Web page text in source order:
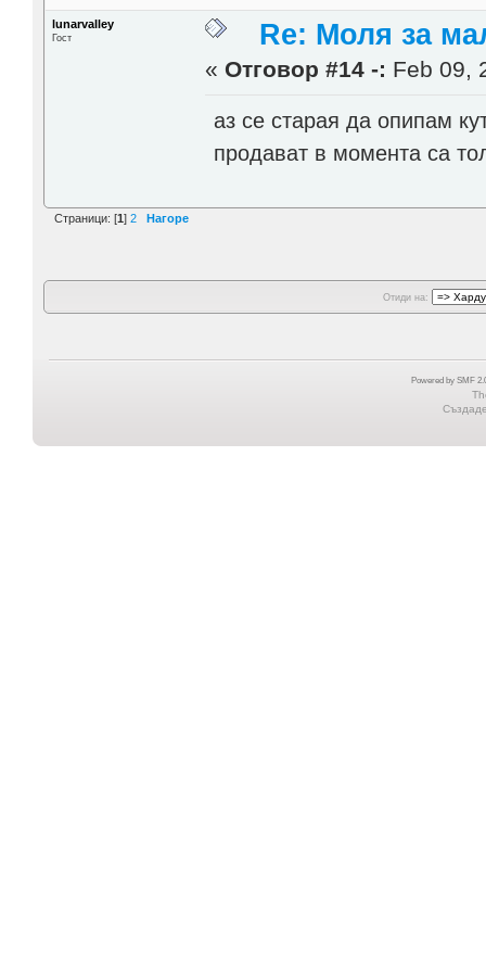
lunarvalley
Гост Re: Моля за
« Отговор #14 -: Feb 09,
аз се старая да опипам
продават в момента са
Страници: [1] 2 Нагоре
Отиди на:
Powered by SMF